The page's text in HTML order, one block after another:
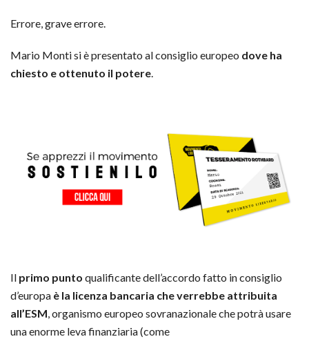
Errore, grave errore.
Mario Monti si è presentato al consiglio europeo dove ha
chiesto e ottenuto il potere.
Il primo punto qualificante dell’accordo fatto in consiglio
d’europa è la licenza bancaria che verrebbe attribuita
all’ESM, organismo europeo sovranazionale che potrà usare
una enorme leva finanziaria (come